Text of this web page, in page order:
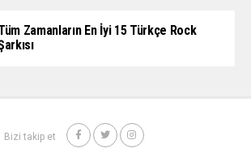
Zamanların En İyi 15 Türkçe Rock
Bizi takip et